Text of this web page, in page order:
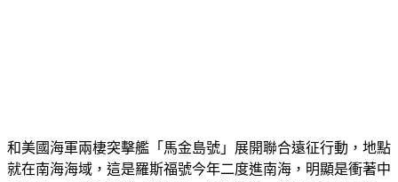
和美國海軍兩棲突擊艦「馬金島號」展開聯合遠征行動，地點